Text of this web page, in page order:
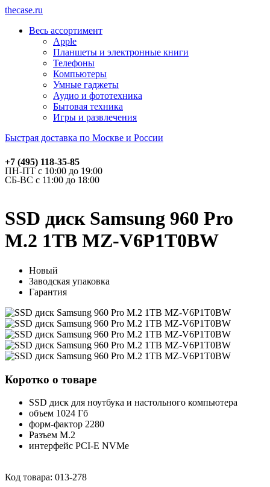
thecase.ru
Весь ассортимент
Apple
Планшеты и электронные книги
Телефоны
Компьютеры
Умные гаджеты
Аудио и фототехника
Бытовая техника
Игры и развлечения
Быстрая доставка по Москве и России
+7 (495) 118-35-85
ПН-ПТ с 10:00 до 19:00
СБ-ВС с 11:00 до 18:00
SSD диск Samsung 960 Pro
M.2 1TB MZ-V6P1T0BW
Новый
Заводская упаковка
Гарантия
Коротко о товаре
SSD диск для ноутбука и настольного компьютера
объем 1024 Гб
форм-фактор 2280
Разъем M.2
интерфейс PCI-E NVMe
Код товара: 013-278